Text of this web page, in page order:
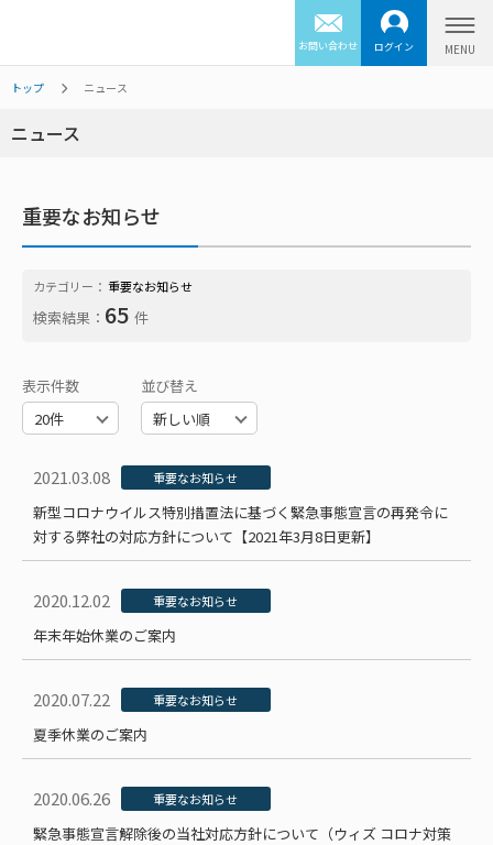
お問い合わせ ログイン
トップ ニュース
ニュース
重要なお知らせ
カテゴリー： 重要なお知らせ
検索結果： 65 件
表示件数 並び替え
2021.03.08 重要なお知らせ
新型コロナウイルス特別措置法に基づく緊急事態宣言の再発令に
対する弊社の対応方針について【2021年3月8日更新】
2020.12.02 重要なお知らせ
年末年始休業のご案内
2020.07.22 重要なお知らせ
夏季休業のご案内
2020.06.26 重要なお知らせ
緊急事態宣言解除後の当社対応方針について（ウィズ コロナ対策